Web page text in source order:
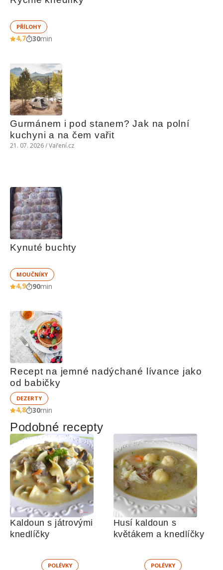
PŘÍLOHY
4,7 30min
Gurmánem i pod stanem? Jak na polní
kuchyni a na čem vařit
21. 07. 2026 / Vaření.cz
Kynuté buchty
MOUČNÍKY
4,9 90min
Recept na jemné nadýchané lívance jako
od babičky
DEZERTY
4,8 30min
Podobné recepty
Kaldoun s játrovými
knedlíčky
POLÉVKY
Husí kaldoun s
květákem a knedlíčky
POLÉVKY